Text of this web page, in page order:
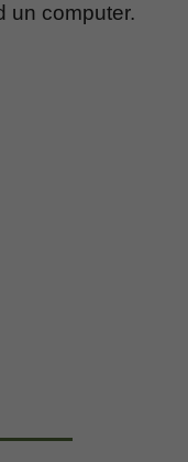
un computer.